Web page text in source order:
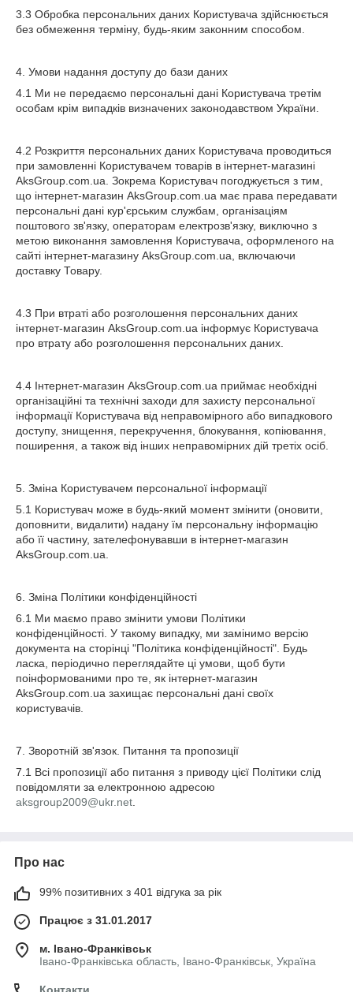
3.3 Обробка персональних даних Користувача здійснюється
без обмеження терміну, будь-яким законним способом.
4. Умови надання доступу до бази даних
4.1 Ми не передаємо персональні дані Користувача третім
особам крім випадків визначених законодавством України.
4.2 Розкриття персональних даних Користувача проводиться
при замовленні Користувачем товарів в інтернет-магазині
AksGroup.com.ua. Зокрема Користувач погоджується з тим,
що інтернет-магазин AksGroup.com.ua має права передавати
персональні дані кур'єрським службам, організаціям
поштового зв'язку, операторам електрозв'язку, виключно з
метою виконання замовлення Користувача, оформленого на
сайті інтернет-магазину AksGroup.com.ua, включаючи
доставку Товару.
4.3 При втраті або розголошення персональних даних
інтернет-магазин AksGroup.com.ua інформує Користувача
про втрату або розголошення персональних даних.
4.4 Інтернет-магазин AksGroup.com.ua приймає необхідні
організаційні та технічні заходи для захисту персональної
інформації Користувача від неправомірного або випадкового
доступу, знищення, перекручення, блокування, копіювання,
поширення, а також від інших неправомірних дій третіх осіб.
5. Зміна Користувачем персональної інформації
5.1 Користувач може в будь-який момент змінити (оновити,
доповнити, видалити) надану їм персональну інформацію
або її частину, зателефонувавши в інтернет-магазин
AksGroup.com.ua.
6. Зміна Політики конфіденційності
6.1 Ми маємо право змінити умови Політики
конфіденційності. У такому випадку, ми замінимо версію
документа на сторінці "Політика конфіденційності". Будь
ласка, періодично переглядайте ці умови, щоб бути
поінформованими про те, як інтернет-магазин
AksGroup.com.ua захищає персональні дані своїх
користувачів.
7. Зворотній зв'язок. Питання та пропозиції
7.1 Всі пропозиції або питання з приводу цієї Політики слід
повідомляти за електронною адресою
aksgroup2009@ukr.net
Про нас
99% позитивних з 401 відгука за рік
Працює з 31.01.2017
м. Івано-Франківськ
Івано-Франківська область, Івано-Франківськ, Україна